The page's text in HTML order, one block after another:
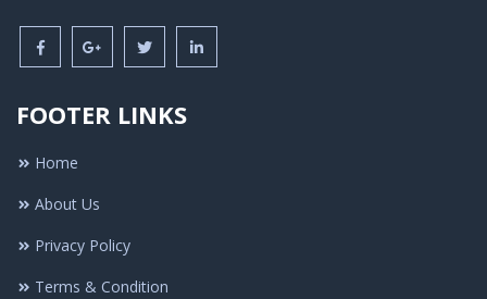
FOOTER LINKS
Home
About Us
Privacy Policy
Terms & Condition